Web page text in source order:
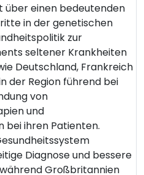
über einen bedeutenden
in der genetischen
zur
seltener Krankheiten
Deutschland, Frankreich
der Region führend bei
von
und
ihren Patienten.
Diagnose und bessere
Großbritannien